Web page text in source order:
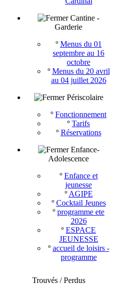
Cantine -
Garderie
º Menus du 01
septembre au 16
octobre
º Menus du 20 avril
au 04 juillet 2026
Périscolaire
º Fonctionnement
º Tarifs
º Réservations
Enfance-
Adolescence
º Enfance et
jeunesse
º AGIPE
º Cocktail Jeunes
º programme ete
2026
º ESPACE
JEUNESSE
º accueil de loisirs -
programme
Trouvés / Perdus